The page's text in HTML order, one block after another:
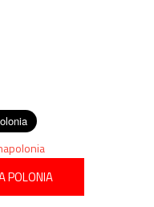
POLONIA